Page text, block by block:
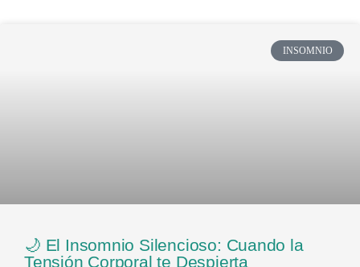
INSOMNIO
🌙 El Insomnio Silencioso: Cuando la
Tensión Corporal te Despierta